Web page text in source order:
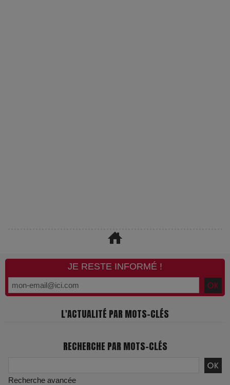
JE RESTE INFORMÉ !
L'ACTUALITÉ PAR MOTS-CLÉS
RECHERCHE PAR MOTS-CLÉS
Recherche avancée